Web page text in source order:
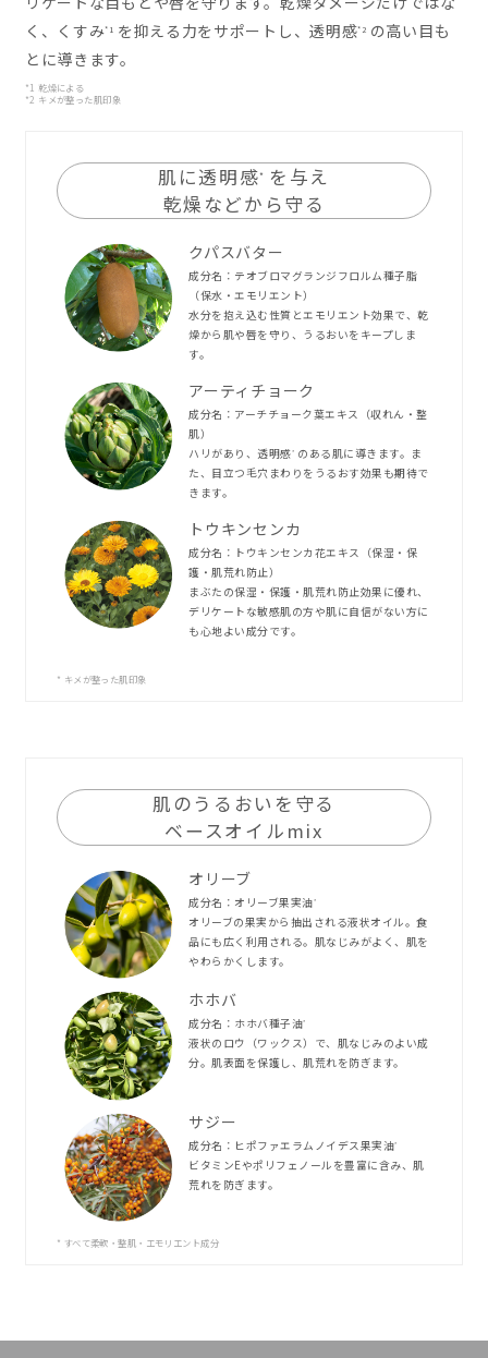
く、くすみ*1 を抑える力をサポートし、透明感*2 の高い目も
とに導きます。
*1 乾燥による
*2 キメが整った肌印象
肌に透明感*
を与え
乾燥などから守る
クパスバター
成分名：テオブロマグランジフロルム種子脂
（保水・エモリエント）
水分を抱え込む性質とエモリエント効果で、乾
燥から肌や唇を守り、うるおいをキープしま
す。
アーティチョーク
成分名：アーチチョーク葉エキス（収れん・整
肌）
ハリがあり、透明感* のある肌に導きます。ま
た、目立つ毛穴まわりをうるおす効果も期待で
きます。
トウキンセンカ
成分名：トウキンセンカ花エキス（保湿・保
護・肌荒れ防止）
まぶたの保湿・保護・肌荒れ防止効果に優れ、
デリケートな敏感肌の方や肌に自信がない方に
も心地よい成分です。
* キメが整った肌印象
肌のうるおいを守る
ベースオイルmix
オリーブ
成分名：オリーブ果実油*
オリーブの果実から抽出される液状オイル。食
品にも広く利用される。肌なじみがよく、肌を
やわらかくします。
ホホバ
成分名：ホホバ種子油*
液状のロウ（ワックス）で、肌なじみのよい成
分。肌表面を保護し、肌荒れを防ぎます。
サジー
成分名：ヒポファエラムノイデス果実油*
ビタミンEやポリフェノールを豊富に含み、肌
荒れを防ぎます。
* すべて柔軟・整肌・エモリエント成分